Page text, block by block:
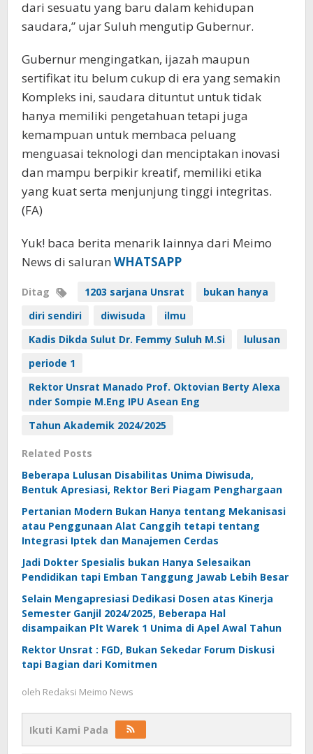
dari sesuatu yang baru dalam kehidupan
saudara,” ujar Suluh mengutip Gubernur.
Gubernur mengingatkan, ijazah maupun
sertifikat itu belum cukup di era yang semakin
Kompleks ini, saudara dituntut untuk tidak
hanya memiliki pengetahuan tetapi juga
kemampuan untuk membaca peluang
menguasai teknologi dan menciptakan inovasi
dan mampu berpikir kreatif, memiliki etika
yang kuat serta menjunjung tinggi integritas.
(FA)
Yuk! baca berita menarik lainnya dari Meimo
News di saluran WHATSAPP
Ditag 1203 sarjana Unsrat
bukan hanya
diri sendiri
diwisuda
ilmu
Kadis Dikda Sulut Dr. Femmy Suluh M.Si
lulusan
periode 1
Rektor Unsrat Manado Prof. Oktovian Berty Alexa
nder Sompie M.Eng IPU Asean Eng
Tahun Akademik 2024/2025
Related Posts
Beberapa Lulusan Disabilitas Unima Diwisuda,
Bentuk Apresiasi, Rektor Beri Piagam Penghargaan
Pertanian Modern Bukan Hanya tentang Mekanisasi
atau Penggunaan Alat Canggih tetapi tentang
Integrasi Iptek dan Manajemen Cerdas
Jadi Dokter Spesialis bukan Hanya Selesaikan
Pendidikan tapi Emban Tanggung Jawab Lebih Besar
Selain Mengapresiasi Dedikasi Dosen atas Kinerja
Semester Ganjil 2024/2025, Beberapa Hal
disampaikan Plt Warek 1 Unima di Apel Awal Tahun
Rektor Unsrat : FGD, Bukan Sekedar Forum Diskusi
tapi Bagian dari Komitmen
oleh Redaksi Meimo News
Ikuti Kami Pada